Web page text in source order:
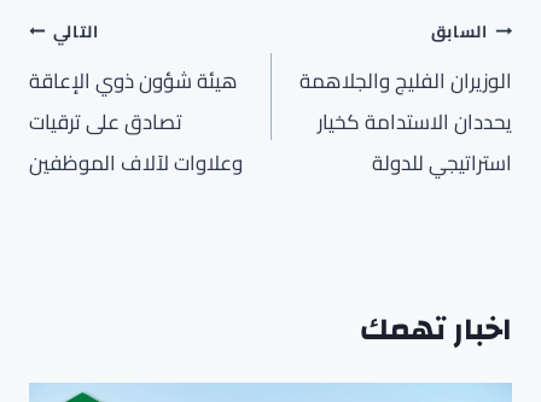
تصفّح
المقالات
السابق
الوزيران الفليج والجلاهمة
يحددان الاستدامة كخيار
استراتيجي للدولة
التالي
هيئة شؤون ذوي الإعاقة
تصادق على ترقيات
وعلاوات لآلاف الموظفين
اخبار تهمك